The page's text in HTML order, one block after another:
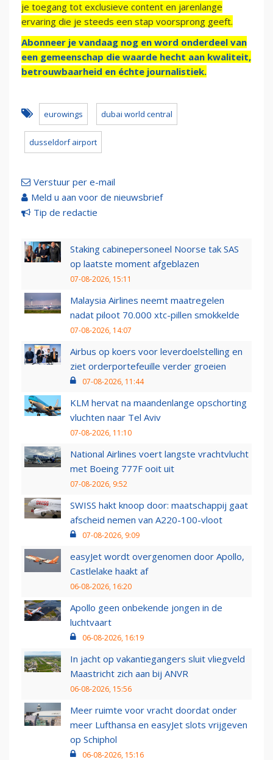
je toegang tot exclusieve content en jarenlange
ervaring die je steeds een stap voorsprong geeft.
Abonneer je vandaag nog en word onderdeel van
een gemeenschap die waarde hecht aan kwaliteit,
betrouwbaarheid en échte journalistiek.
eurowings dubai world central
dusseldorf airport
Verstuur per e-mail
Meld u aan voor de nieuwsbrief
Tip de redactie
Staking cabinepersoneel Noorse tak SAS
op laatste moment afgeblazen
07-08-2026, 15:11
Malaysia Airlines neemt maatregelen
nadat piloot 70.000 xtc-pillen smokkelde
07-08-2026, 14:07
Airbus op koers voor leverdoelstelling en
ziet orderportefeuille verder groeien
07-08-2026, 11:44
KLM hervat na maandenlange opschorting
vluchten naar Tel Aviv
07-08-2026, 11:10
National Airlines voert langste vrachtvlucht
met Boeing 777F ooit uit
07-08-2026, 9:52
SWISS hakt knoop door: maatschappij gaat
afscheid nemen van A220-100-vloot
07-08-2026, 9:09
easyJet wordt overgenomen door Apollo,
Castlelake haakt af
06-08-2026, 16:20
Apollo geen onbekende jongen in de
luchtvaart
06-08-2026, 16:19
In jacht op vakantiegangers sluit vliegveld
Maastricht zich aan bij ANVR
06-08-2026, 15:56
Meer ruimte voor vracht doordat onder
meer Lufthansa en easyJet slots vrijgeven
op Schiphol
06-08-2026, 15:16